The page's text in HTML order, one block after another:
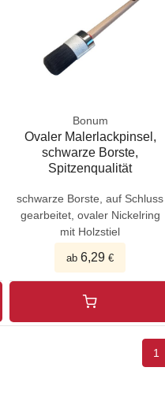
Bonum
Ovaler Malerlackpinsel,
schwarze Borste,
Spitzenqualität
schwarze Borste, auf Schluss
gearbeitet, ovaler Nickelring
mit Holzstiel
ab6,29 €
1